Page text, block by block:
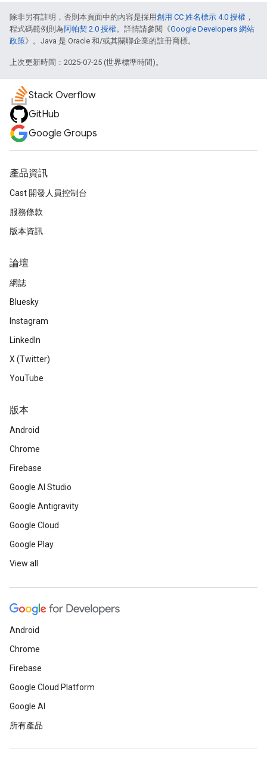
除非另有註明，否則本頁面中的內容是採用創用 CC 姓名標示 4.0 授權 ，
程式碼範例則為阿帕契 2.0 授權。詳情請參閱《Google Developers 網站
政策》。Java 是 Oracle 和/或其關聯企業的註冊商標。
上次更新時間：2025-07-25 (世界標準時間)。
Stack Overflow
GitHub
Google Groups
產品資訊
Cast 開發人員控制台
服務條款
版本資訊
論壇
網誌
Bluesky
Instagram
LinkedIn
X (Twitter)
YouTube
版本
Android
Chrome
Firebase
Google AI Studio
Google Antigravity
Google Cloud
Google Play
View all
Android
Chrome
Firebase
Google Cloud Platform
Google AI
所有產品